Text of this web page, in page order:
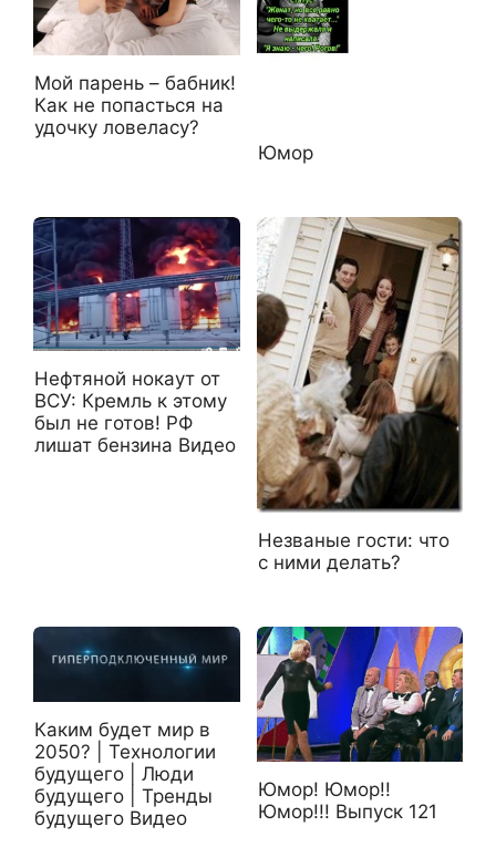
Мой парень – бабник!
Как не попасться на
удочку ловеласу?
Юмор
Нефтяной нокаут от
ВСУ: Кремль к этому
был не готов! РФ
лишат бензина Видео
Незваные гости: что
с ними делать?
Каким будет мир в
2050? | Технологии
будущего | Люди
будущего | Тренды
будущего Видео
Юмор! Юмор!!
Юмор!!! Выпуск 121